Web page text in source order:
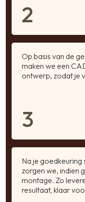
2
Op basis van de
maken we een
ontwerp, zodat je
3
Na je
zorgen we, indien
montage. Zo
resultaat, klaar